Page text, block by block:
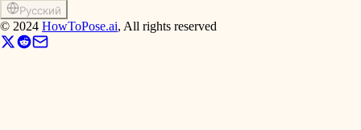
Русский
© 2024 HowToPose.ai, All rights reserved